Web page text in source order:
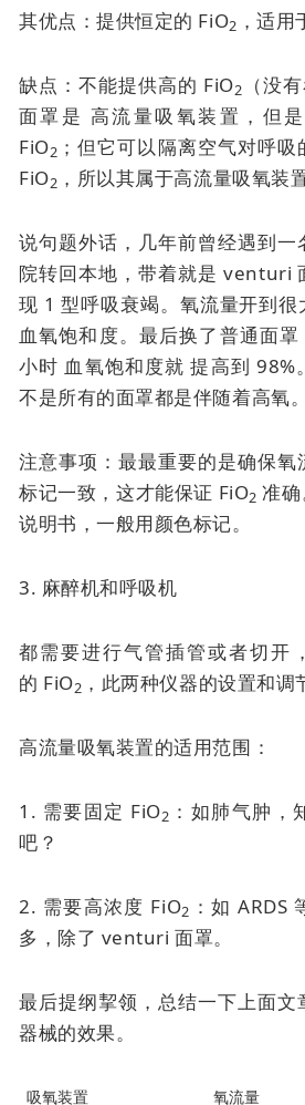
其优点：提供恒定的 FiO2 ，适用
缺点：不能提供高的 FiO2 （没
面罩是 高流量吸氧装置，但
FiO2 ；但它可以隔离空气对呼
FiO2 ，所以其属于高流量吸氧装置
说句题外话，几年前曾经遇到一
院转回本地，带着就是venturi
现 1 型呼吸衰竭。氧流量开到
血氧饱和度。最后换了普通面
小时 血氧饱和度就 提高到 98%
不是所有的面罩都是伴随着高氧。
注意事项：最最重要的是确保
标记一致，这才能保证 FiO2 准
说明书，一般用颜色标记。
3. 麻醉机和呼吸机
都需要进行气管插管或者切开
的 FiO2 ，此两种仪器的设置和调
高流量吸氧装置的适用范围：
1. 需要固定 FiO2 ：如肺气肿，
吧？
2. 需要高浓度 FiO2 ：如 ARDS
多，除了 venturi 面罩。
最后提纲挈领，总结一下上面
器械的效果。
吸氧装置 氧流量